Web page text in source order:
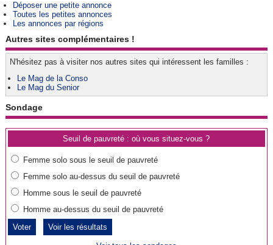
Déposer une petite annonce
Toutes les petites annonces
Les annonces par régions
Autres sites complémentaires !
N'hésitez pas à visiter nos autres sites qui intéressent les familles :
Le Mag de la Conso
Le Mag du Senior
Sondage
Seuil de pauvreté : où vous situez-vous ?
Femme solo sous le seuil de pauvreté
Femme solo au-dessus du seuil de pauvreté
Homme sous le seuil de pauvreté
Homme au-dessus du seuil de pauvreté
Voir les résultats